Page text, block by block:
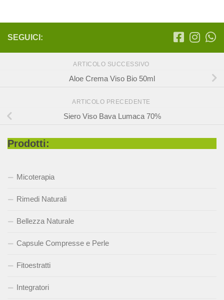
SEGUICI:
ARTICOLO SUCCESSIVO
Aloe Crema Viso Bio 50ml
ARTICOLO PRECEDENTE
Siero Viso Bava Lumaca 70%
Prodotti:
Micoterapia
Rimedi Naturali
Bellezza Naturale
Capsule Compresse e Perle
Fitoestratti
Integratori